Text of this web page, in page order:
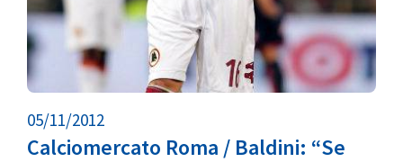
05/11/2012
Calciomercato Roma / Baldini: “Se